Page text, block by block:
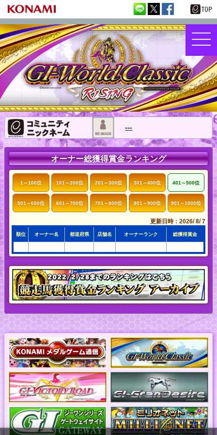
---
オーナー総獲得賞金ランキング
1～100位 101～200位 201～300位 301～400位 401～500位
501～600位 601～700位 701～800位 801～900位 901～1000位
更新日時：2026/ 8/ 7
順位 オーナー名 都道府県 店舗名 オーナーランク 総獲得賞金